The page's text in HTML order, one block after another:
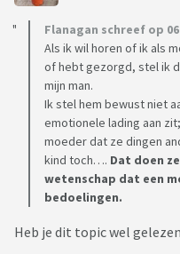
Flanagan schreef op
Als ik wil horen of ik als
of hebt gezorgd, stel ik
mijn man.
Ik stel hem bewust niet
emotionele lading aan
moeder dat ze dingen
kind toch…. Dat doen
wetenschap dat een
bedoelingen.
Heb je dit topic wel